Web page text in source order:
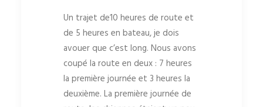
Un trajet de10 heures de route et
de 5 heures en bateau, je dois
avouer que c’est long. Nous avons
coupé la route en deux : 7 heures
la première journée et 3 heures la
deuxième. La première journée de